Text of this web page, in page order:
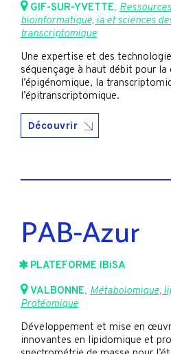
GIF-SUR-YVETTE,
bioinformatique, ia et sciences
transcriptomique
Une expertise et des
séquençage à haut débit pour la
l’épigénomique, la
l’épitranscriptomique.
Découvrir
PAB-Azur
PLATEFORME IBiSA
VALBONNE, Métabolomique,
Protéomique
Développement et mise en
innovantes en lipidomique et